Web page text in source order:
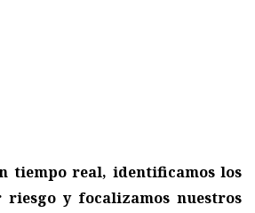
tiempo real, identificamos los
riesgo y focalizamos nuestros